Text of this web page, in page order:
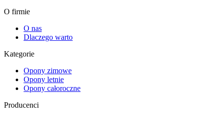
O firmie
O nas
Dlaczego warto
Kategorie
Opony zimowe
Opony letnie
Opony całoroczne
Producenci